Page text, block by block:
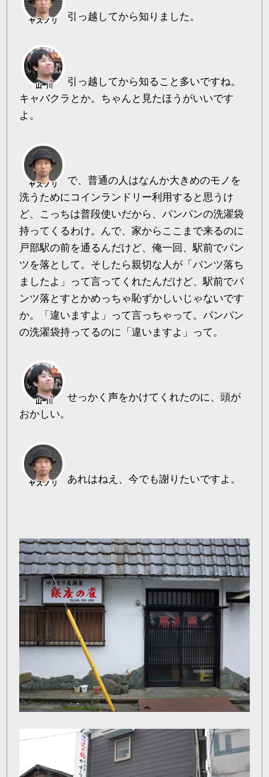
引っ越してから知りました。
引っ越してから知ること多いですね。
キャバクラとか。ちゃんと見たほうがいいです
よ。
で、普通の人はなんか大きめのモノを
洗うためにコインランドリー利用すると思うけ
ど、こっちは普段使いだから、パンパンの洗濯袋
持ってくるわけ。んで、家からここまで来るのに
戸部駅の前を通るんだけど、俺一回、駅前でパン
ツを落として。そしたら親切な人が「パンツ落ち
ましたよ」って言ってくれたんだけど、駅前でパ
ンツ落とすとかめっちゃ恥ずかしいじゃないです
か。「違いますよ」って言っちゃって。パンパン
の洗濯袋持ってるのに「違いますよ」って。
せっかく声をかけてくれたのに、頭が
おかしい。
あれはねえ、今でも謝りたいですよ。